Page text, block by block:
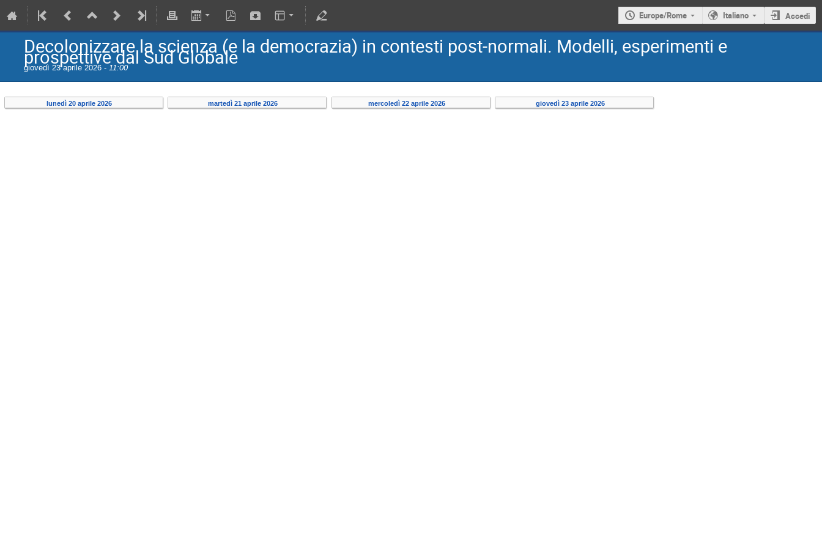
Europe/Rome Italiano Accedi
Decolonizzare la scienza (e la democrazia) in contesti post-normali. Modelli, esperimenti e
prospettive dal Sud Globale
giovedì 23 aprile 2026 - 11:00
lunedì 20 aprile 2026 martedì 21 aprile 2026 mercoledì 22 aprile 2026 giovedì 23 aprile 2026